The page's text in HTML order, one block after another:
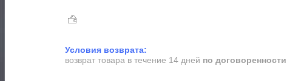
возврат товара в течение 14 дней по договоренности